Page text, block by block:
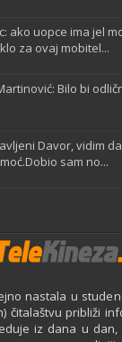
ako uopce ima jel
za ovaj mobitel...
Bilo bi
Davor, vidim
sam no...
nastala u
čitalaštvu približi
iz dana u dan,